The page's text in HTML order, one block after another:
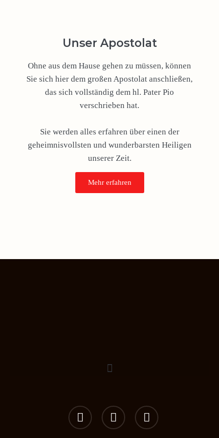
Unser Apostolat
Ohne aus dem Hause gehen zu müssen, können
Sie sich hier dem großen Apostolat anschließen,
das sich vollständig dem hl. Pater Pio
verschrieben hat.
Sie werden alles erfahren über einen der
geheimnisvollsten und wunderbarsten Heiligen
unserer Zeit.
Mehr erfahren